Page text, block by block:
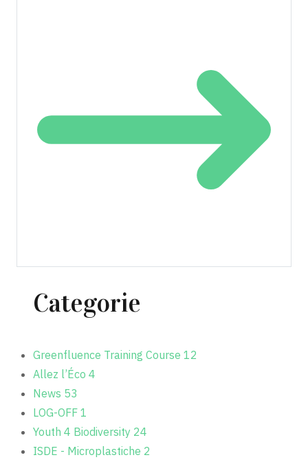
Categorie
Greenfluence Training Course 12
Allez l’Éco 4
News 53
LOG-OFF 1
Youth 4 Biodiversity 24
ISDE - Microplastiche 2